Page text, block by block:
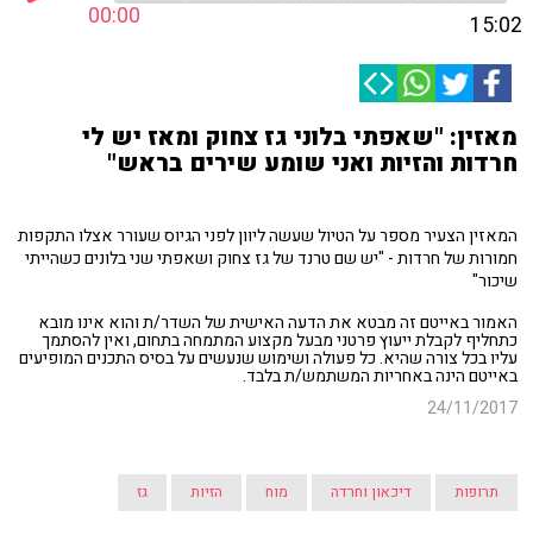
00:00 15:02
מאזין: "שאפתי בלוני גז צחוק ומאז יש לי
חרדות והזיות ואני שומע שירים בראש"
המאזין הצעיר מספר על הטיול שעשה ליוון לפני הגיוס שעורר אצלו התקפות
חמורות של חרדות - "יש שם טרנד של גז צחוק ושאפתי שני בלונים כשהייתי
שיכור"
האמור באייטם זה מבטא את הדעה האישית של השדר/ת והוא אינו מובא
כתחליף לקבלת ייעוץ פרטני מבעל מקצוע המתמחה בתחום, ואין להסתמך
עליו בכל צורה שהיא. כל פעולה ושימוש שנעשים על בסיס התכנים המופיעים
באייטם הינה באחריות המשתמש/ת בלבד.
24/11/2017
תרופות דיכאון וחרדה מוח הזיות גז